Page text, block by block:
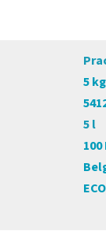
5 kg
5 l
100